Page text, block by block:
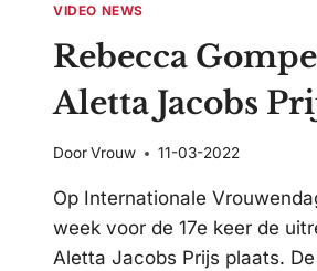
VIDEO NEWS
Rebecca
Aletta Jacobs
DoorVrouw 11-03-2022
Op Internationale
week voor de 17e keer de
Aletta Jacobs Prijs plaats. De